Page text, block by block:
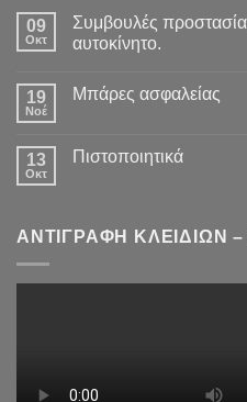
09
Οκτ
Συμβουλές
αυτοκίνητο.
19
Νοέ
Μπάρες ασφαλείας
13
Οκτ
Πιστοποιητικά
ΑΝΤΙΓΡΑΦΗ ΚΛΕΙΔΙΩΝ